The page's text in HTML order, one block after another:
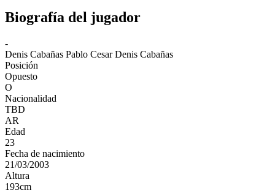
Biografía del jugador
-
Denis Cabañas Pablo Cesar Denis Cabañas
Posición
Opuesto
O
Nacionalidad
TBD
AR
Edad
23
Fecha de nacimiento
21/03/2003
Altura
193cm